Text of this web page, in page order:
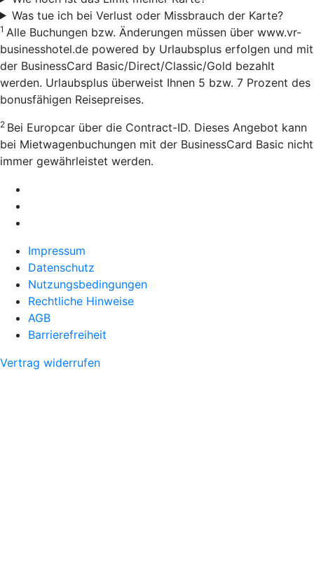
Was tue ich bei Verlust oder Missbrauch der Karte?
1 Alle Buchungen bzw. Änderungen müssen über www.vr-
businesshotel.de powered by Urlaubsplus erfolgen und mit
der BusinessCard Basic/Direct/Classic/Gold bezahlt
werden. Urlaubsplus überweist Ihnen 5 bzw. 7 Prozent des
bonusfähigen Reisepreises.
2 Bei Europcar über die Contract-ID. Dieses Angebot kann
bei Mietwagenbuchungen mit der BusinessCard Basic nicht
immer gewährleistet werden.
Impressum
Datenschutz
Nutzungsbedingungen
Rechtliche Hinweise
AGB
Barrierefreiheit
Vertrag widerrufen